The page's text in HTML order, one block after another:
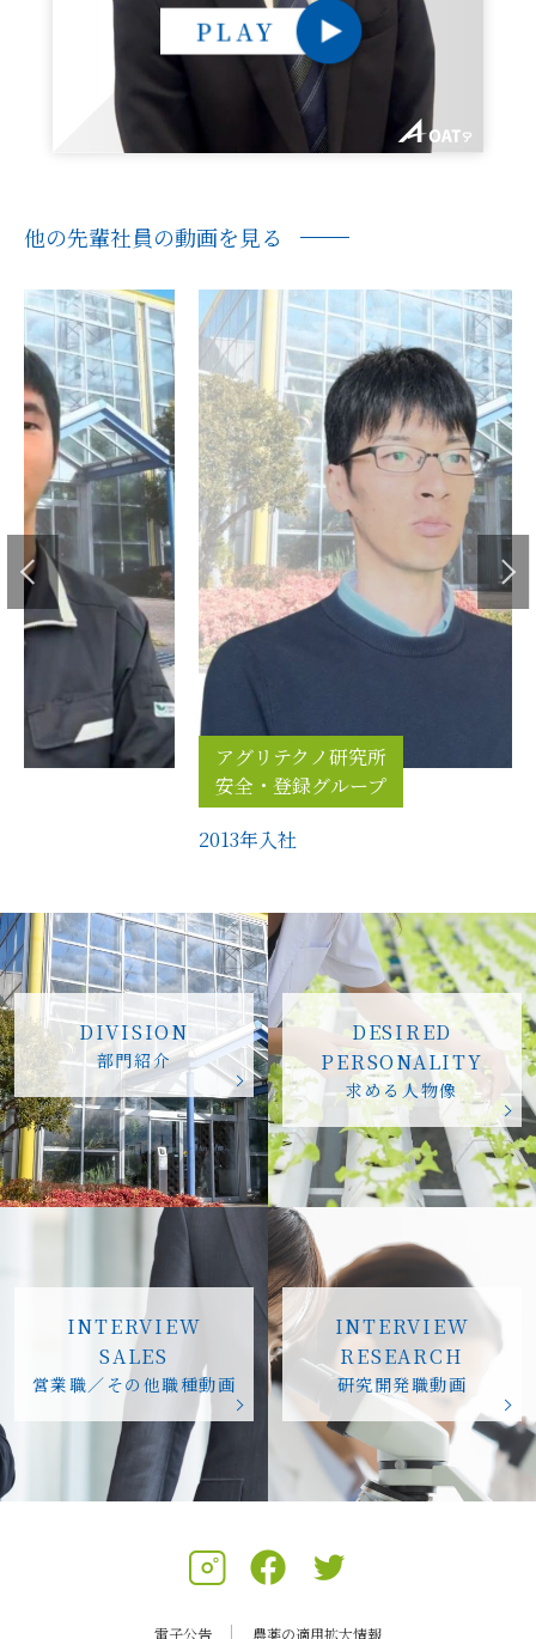
他の先輩社員の動画を見る
アグリテクノ研究所
安全・登録グループ
2013年入社
DIVISION
部門紹介
DESIRED
PERSONALITY
求める人物像
INTERVIEW
SALES
営業職／その他職種動画
INTERVIEW
RESEARCH
研究開発職動画
電子公告 農薬の適用拡大情報